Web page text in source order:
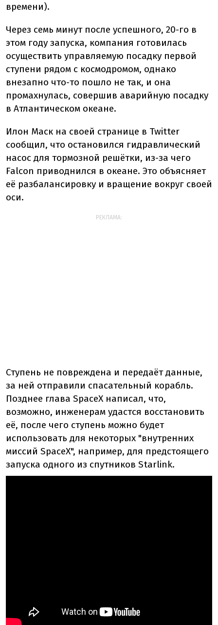
времени).
Через семь минут после успешного, 20-го в
этом году запуска, компания готовилась
осуществить управляемую посадку первой
ступени рядом с космодромом, однако
внезапно что-то пошло не так, и она
промахнулась, совершив аварийную посадку
в Атлантическом океане.
Илон Маск на своей странице в Twitter
сообщил, что остановился гидравлический
насос для тормозной решётки, из-за чего
Falcon приводнился в океане. Это объясняет
её разбалансировку и вращение вокруг своей
оси.
РЕКЛАМА:
Ступень не повреждена и передаёт данные,
за ней отправили спасательный корабль.
Позднее глава SpaceX написал, что,
возможно, инженерам удастся восстановить
её, после чего ступень можно будет
использовать для некоторых "внутренних
миссий SpaceX", например, для предстоящего
запуска одного из спутников Starlink.